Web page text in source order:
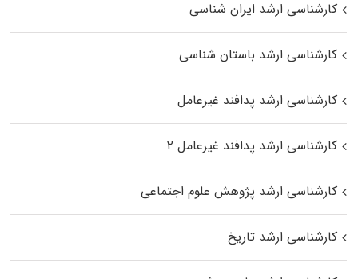
کارشناسی ارشد ایران شناسی
کارشناسی ارشد باستان شناسی
کارشناسی ارشد پدافند غیرعامل
کارشناسی ارشد پدافند غیرعامل ۲
کارشناسی ارشد پژوهش علوم اجتماعی
کارشناسی ارشد تاریخ